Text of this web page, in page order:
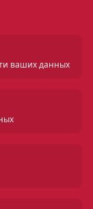
ваших данных